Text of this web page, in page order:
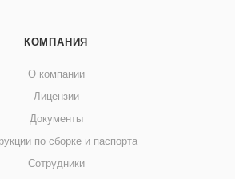
КОМПАНИЯ
О компании
Лицензии
Документы
по сборке и паспорта
Сотрудники